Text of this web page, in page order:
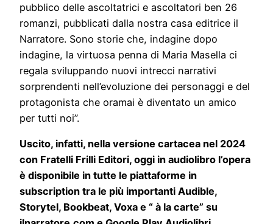
pubblico delle ascoltatrici e ascoltatori ben 26
romanzi, pubblicati dalla nostra casa editrice il
Narratore. Sono storie che, indagine dopo
indagine, la virtuosa penna di Maria Masella ci
regala sviluppando nuovi intrecci narrativi
sorprendenti nell’evoluzione dei personaggi e del
protagonista che oramai è diventato un amico
per tutti noi”.
Uscito, infatti, nella versione cartacea nel 2024
con Fratelli Frilli Editori, oggi in audiolibro l’opera
è disponibile in tutte le piattaforme in
subscription tra le più importanti Audible,
Storytel, Bookbeat, Voxa e “ à la carte” su